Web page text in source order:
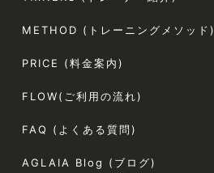
METHOD (トレーニングメソッド)
PRICE (料金案内)
FLOW(ご利用の流れ)
FAQ (よくある質問)
AGLAIA Blog (ブログ)